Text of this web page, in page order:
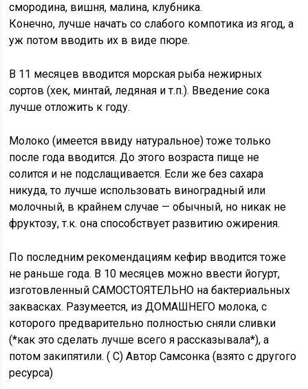
смородина, вишня, малина, клубника.
Конечно, лучше начать со слабого компотика из ягод, а
уж потом вводить их в виде пюре.
В 11 месяцев вводится морская рыба нежирных
сортов (хек, минтай, ледяная и т.п.). Введение сока
лучше отложить к году.
Молоко (имеется ввиду натуральное) тоже только
после года вводится. До этого возраста пище не
солится и не подслащивается. Если же без сахара
никуда, то лучше использовать виноградный или
молочный, в крайнем случае — обычный, но никак не
фруктозу, т.к. она способствует развитию ожирения.
По последним рекомендациям кефир вводится тоже
не раньше года. В 10 месяцев можно ввести йогурт,
изготовленный САМОСТОЯТЕЛЬНО на бактериальных
заквасках. Разумеется, из ДОМАШНЕГО молока, с
которого предварительно полностью сняли сливки
(*как это сделать лучше всего я рассказывала*), а
потом закипятили. ( С) Автор Самсонка (взято с другого
ресурса)